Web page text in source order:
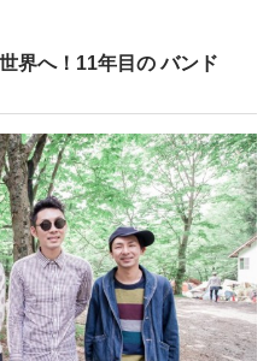
界へ！11年目の バンド